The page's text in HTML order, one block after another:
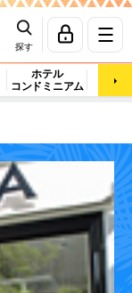
探す
ホテル
コンドミニアム
マッ